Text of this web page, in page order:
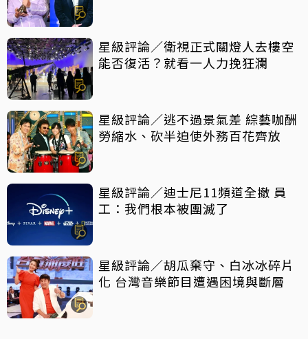
星級評論／衛視正式關燈人去樓空
能否復活？就看一人力挽狂瀾
星級評論／逃不過景氣差 綜藝咖酬
勞縮水、砍半迫使外務百花齊放
星級評論／迪士尼11頻道全撤 員
工：我們根本被團滅了
星級評論／胡瓜棄守、白冰冰碎片
化 台灣音樂節目遭遇困境與斷層